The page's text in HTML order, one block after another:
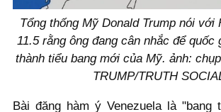
Tổng thống Mỹ Donald Trump nói với
11.5 rằng ông đang cân nhắc để quốc
thành tiểu bang mới của Mỹ. ảnh:
TRUMP/TRUTH
Bài đăng hàm ý Venezuela là "bang